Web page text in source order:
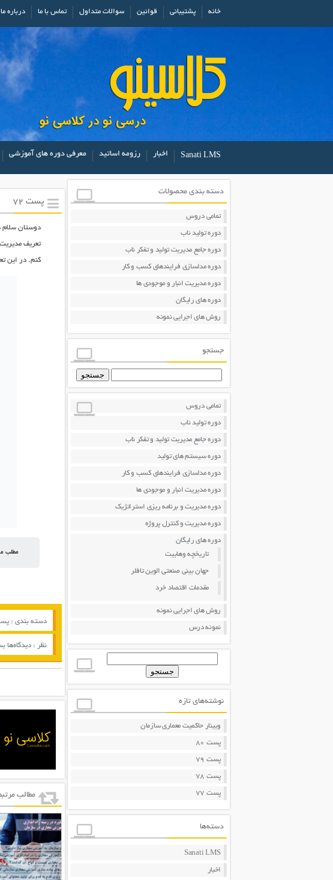
خانه پشتیبانی قوانین سوالات متداول تماس با ما درباره ما
Sanati LMS اخبار رزومه اساتید معرفی دوره های آموزشی
دسته بندی محصولات
تمامی دروس
دوره تولید ناب
دوره جامع مدیریت تولید و تفکر ناب
دوره مدلسازی فرایندهای کسب و کار
دوره مدیریت انبار و موجودی ها
دوره های رایگان
روش های اجرایی نمونه
جستجو
جستجو
تمامی دروس
دوره تولید ناب
دوره جامع مدیریت تولید و تفکر ناب
دوره سیستم های تولید
دوره مدلسازی فرایندهای کسب و کار
دوره مدیریت انبار و موجودی ها
دوره مدیریت و برنامه ریزی استراتژیک
دوره مدیریت و کنترل پروژه
دوره های رایگان
تاریخچه وهابیت
جهان بینی صنعتی الوین تافلر
مقدمات اقتصاد خرد
روش های اجرایی نمونه
نمونه درس
جستجو
نوشته‌های تازه
وبینار حاکمیت معماری سازمان
پست 80
پست 79
پست 78
پست 77
دسته‌ها
Sanati LMS
اخبار
پست 72
دوستان سلام
تعریف
کنم. در این
مطلب
دسته بندی :
نظر : دیدگاه‌ها
مطالب